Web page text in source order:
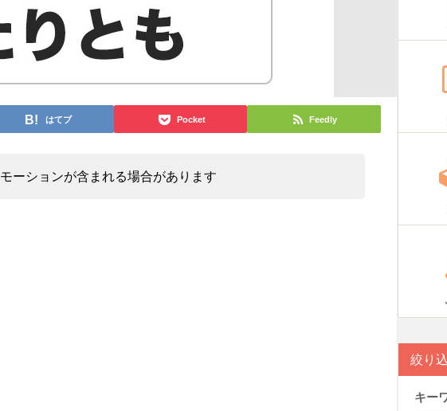
はてブ Pocket Feedly
ーションが含まれる場合があります
絞り
キー